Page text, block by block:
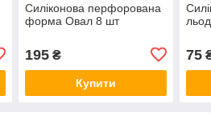
Силіконова перфорована
форма Овал 8 шт
195₴
Купити
75